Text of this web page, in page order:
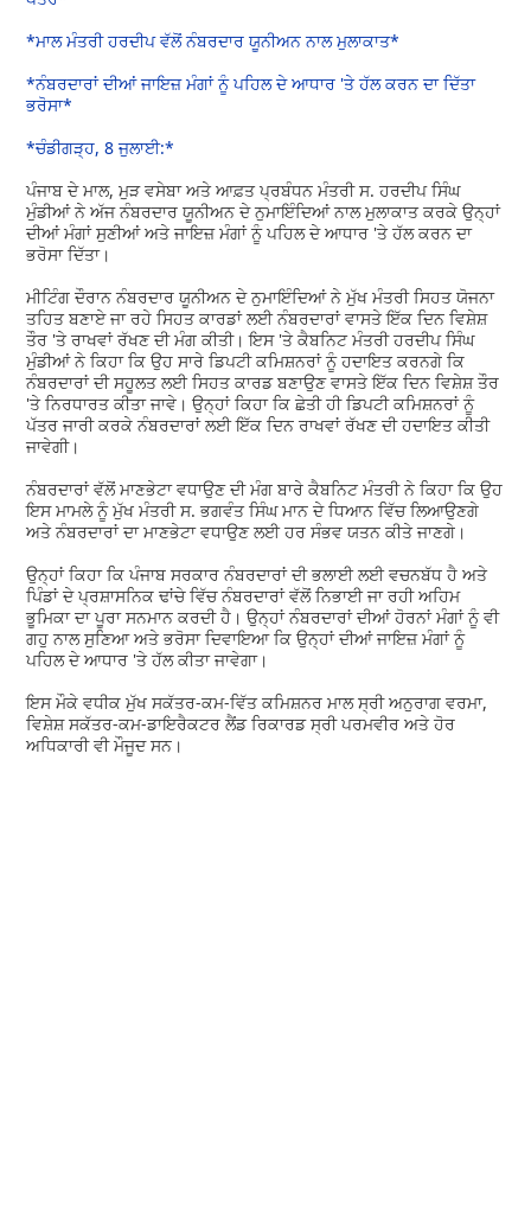
*ਮਾਲ ਮੰਤਰੀ ਹਰਦੀਪ ਵੱਲੋਂ ਨੰਬਰਦਾਰ ਯੂਨੀਅਨ ਨਾਲ ਮੁਲਾਕਾਤ*
*ਨੰਬਰਦਾਰਾਂ ਦੀਆਂ ਜਾਇਜ਼ ਮੰਗਾਂ ਨੂੰ ਪਹਿਲ ਦੇ ਆਧਾਰ 'ਤੇ ਹੱਲ ਕਰਨ ਦਾ ਦਿੱਤਾ
ਭਰੋਸਾ*
*ਚੰਡੀਗੜ੍ਹ, 8 ਜੁਲਾਈ:*
ਪੰਜਾਬ ਦੇ ਮਾਲ, ਮੁੜ ਵਸੇਬਾ ਅਤੇ ਆਫ਼ਤ ਪ੍ਰਬੰਧਨ ਮੰਤਰੀ ਸ. ਹਰਦੀਪ ਸਿੰਘ
ਮੁੰਡੀਆਂ ਨੇ ਅੱਜ ਨੰਬਰਦਾਰ ਯੂਨੀਅਨ ਦੇ ਨੁਮਾਇੰਦਿਆਂ ਨਾਲ ਮੁਲਾਕਾਤ ਕਰਕੇ ਉਨ੍ਹਾਂ
ਦੀਆਂ ਮੰਗਾਂ ਸੁਣੀਆਂ ਅਤੇ ਜਾਇਜ਼ ਮੰਗਾਂ ਨੂੰ ਪਹਿਲ ਦੇ ਆਧਾਰ 'ਤੇ ਹੱਲ ਕਰਨ ਦਾ
ਭਰੋਸਾ ਦਿੱਤਾ।
ਮੀਟਿੰਗ ਦੌਰਾਨ ਨੰਬਰਦਾਰ ਯੂਨੀਅਨ ਦੇ ਨੁਮਾਇੰਦਿਆਂ ਨੇ ਮੁੱਖ ਮੰਤਰੀ ਸਿਹਤ ਯੋਜਨਾ
ਤਹਿਤ ਬਣਾਏ ਜਾ ਰਹੇ ਸਿਹਤ ਕਾਰਡਾਂ ਲਈ ਨੰਬਰਦਾਰਾਂ ਵਾਸਤੇ ਇੱਕ ਦਿਨ ਵਿਸ਼ੇਸ਼
ਤੌਰ 'ਤੇ ਰਾਖਵਾਂ ਰੱਖਣ ਦੀ ਮੰਗ ਕੀਤੀ। ਇਸ 'ਤੇ ਕੈਬਨਿਟ ਮੰਤਰੀ ਹਰਦੀਪ ਸਿੰਘ
ਮੁੰਡੀਆਂ ਨੇ ਕਿਹਾ ਕਿ ਉਹ ਸਾਰੇ ਡਿਪਟੀ ਕਮਿਸ਼ਨਰਾਂ ਨੂੰ ਹਦਾਇਤ ਕਰਨਗੇ ਕਿ
ਨੰਬਰਦਾਰਾਂ ਦੀ ਸਹੂਲਤ ਲਈ ਸਿਹਤ ਕਾਰਡ ਬਣਾਉਣ ਵਾਸਤੇ ਇੱਕ ਦਿਨ ਵਿਸ਼ੇਸ਼ ਤੌਰ
'ਤੇ ਨਿਰਧਾਰਤ ਕੀਤਾ ਜਾਵੇ। ਉਨ੍ਹਾਂ ਕਿਹਾ ਕਿ ਛੇਤੀ ਹੀ ਡਿਪਟੀ ਕਮਿਸ਼ਨਰਾਂ ਨੂੰ
ਪੱਤਰ ਜਾਰੀ ਕਰਕੇ ਨੰਬਰਦਾਰਾਂ ਲਈ ਇੱਕ ਦਿਨ ਰਾਖਵਾਂ ਰੱਖਣ ਦੀ ਹਦਾਇਤ ਕੀਤੀ
ਜਾਵੇਗੀ।
ਨੰਬਰਦਾਰਾਂ ਵੱਲੋਂ ਮਾਣਭੇਟਾ ਵਧਾਉਣ ਦੀ ਮੰਗ ਬਾਰੇ ਕੈਬਨਿਟ ਮੰਤਰੀ ਨੇ ਕਿਹਾ ਕਿ ਉਹ
ਇਸ ਮਾਮਲੇ ਨੂੰ ਮੁੱਖ ਮੰਤਰੀ ਸ. ਭਗਵੰਤ ਸਿੰਘ ਮਾਨ ਦੇ ਧਿਆਨ ਵਿੱਚ ਲਿਆਉਣਗੇ
ਅਤੇ ਨੰਬਰਦਾਰਾਂ ਦਾ ਮਾਣਭੇਟਾ ਵਧਾਉਣ ਲਈ ਹਰ ਸੰਭਵ ਯਤਨ ਕੀਤੇ ਜਾਣਗੇ।
ਉਨ੍ਹਾਂ ਕਿਹਾ ਕਿ ਪੰਜਾਬ ਸਰਕਾਰ ਨੰਬਰਦਾਰਾਂ ਦੀ ਭਲਾਈ ਲਈ ਵਚਨਬੱਧ ਹੈ ਅਤੇ
ਪਿੰਡਾਂ ਦੇ ਪ੍ਰਸ਼ਾਸਨਿਕ ਢਾਂਚੇ ਵਿੱਚ ਨੰਬਰਦਾਰਾਂ ਵੱਲੋਂ ਨਿਭਾਈ ਜਾ ਰਹੀ ਅਹਿਮ
ਭੂਮਿਕਾ ਦਾ ਪੂਰਾ ਸਨਮਾਨ ਕਰਦੀ ਹੈ। ਉਨ੍ਹਾਂ ਨੰਬਰਦਾਰਾਂ ਦੀਆਂ ਹੋਰਨਾਂ ਮੰਗਾਂ ਨੂੰ ਵੀ
ਗਹੁ ਨਾਲ ਸੁਣਿਆ ਅਤੇ ਭਰੋਸਾ ਦਿਵਾਇਆ ਕਿ ਉਨ੍ਹਾਂ ਦੀਆਂ ਜਾਇਜ਼ ਮੰਗਾਂ ਨੂੰ
ਪਹਿਲ ਦੇ ਆਧਾਰ 'ਤੇ ਹੱਲ ਕੀਤਾ ਜਾਵੇਗਾ।
ਇਸ ਮੌਕੇ ਵਧੀਕ ਮੁੱਖ ਸਕੱਤਰ-ਕਮ-ਵਿੱਤ ਕਮਿਸ਼ਨਰ ਮਾਲ ਸ੍ਰੀ ਅਨੁਰਾਗ ਵਰਮਾ,
ਵਿਸ਼ੇਸ਼ ਸਕੱਤਰ-ਕਮ-ਡਾਇਰੈਕਟਰ ਲੈਂਡ ਰਿਕਾਰਡ ਸ੍ਰੀ ਪਰਮਵੀਰ ਅਤੇ ਹੋਰ
ਅਧਿਕਾਰੀ ਵੀ ਮੌਜੂਦ ਸਨ।